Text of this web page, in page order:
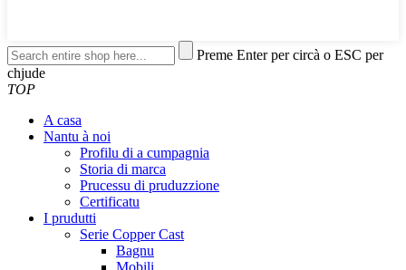
Preme Enter per circà o ESC per
chjude
TOP
A casa
Nantu à noi
Profilu di a cumpagnia
Storia di marca
Prucessu di pruduzzione
Certificatu
I prudutti
Serie Copper Cast
Bagnu